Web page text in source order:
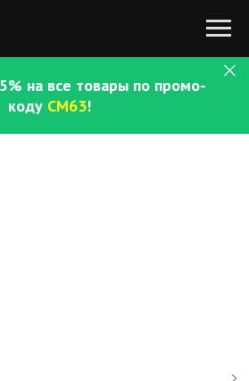
на все товары по промо-
коду СМ63!